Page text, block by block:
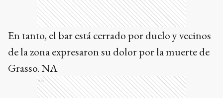
En tanto, el bar está cerrado por duelo y vecinos
de la zona expresaron su dolor por la muerte de
Grasso. NA
Ads